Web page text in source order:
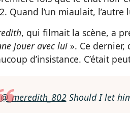
Quand l’un miaulait,
, qui filmait la scène, a
jouer avec lui ». Ce
d’insistance. C’était
@_meredith_802Should I let